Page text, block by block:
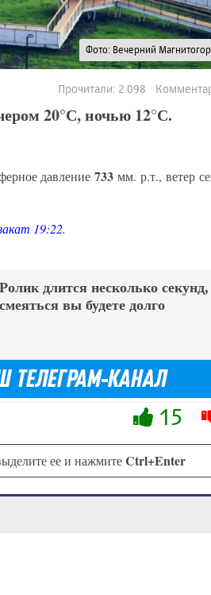
Фото: Вечерний
Прочитали: 2 098
20°С, ночью 12°С.
давление733мм. р.т., ветер
19:22.
Ролик длится несколько
смеяться вы будете долго
15
ее и нажмитеCtrl+Enter